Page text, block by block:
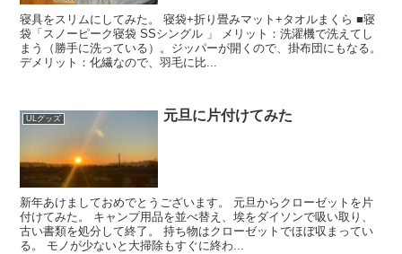
寝具をスリムにしてみた。 寝袋+折り畳みマット+タオルまくら ■寝
袋「スノーピーク寝袋 SSシングル 」 メリット：洗濯機で洗えてし
まう（勝手に洗っている）。ジッパーが開くので、掛布団にもなる。
デメリット：化繊なので、羽毛に比...
ULグッズ 元旦に片付けてみた
新年あけましておめでとうございます。 元旦からクローゼットを片
付けてみた。 キャンプ用品を並べ替え、埃をダイソンで吸い取り、
古い書類を処分して終了。 持ち物はクローゼットでほぼ収まってい
る。 モノが少ないと大掃除もすぐに終わ...